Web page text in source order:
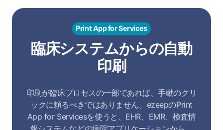
Print App for Services
臨床システムからの自動
印刷
印刷が臨床プロセスの一部であれば、手動のクリ
ックに頼るべきではありません。ezeepのPrint
App for Servicesを使うと、EHR、EMR、検査情